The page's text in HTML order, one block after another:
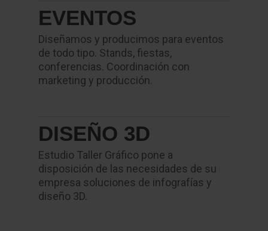
EVENTOS
Diseñamos y producimos para eventos
de todo tipo. Stands, fiestas,
conferencias. Coordinación con
marketing y producción.
DISEÑO 3D
Estudio Taller Gráfico pone a
disposición de las necesidades de su
empresa soluciones de infografías y
diseño 3D.